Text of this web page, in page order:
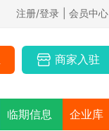
注册/登录 | 会员中心
商家入驻
临期信息 企业库